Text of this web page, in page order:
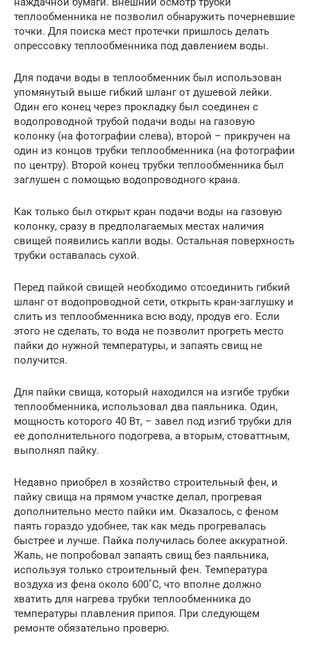
теплообменника не позволил обнаружить почерневшие
точки. Для поиска мест протечки пришлось делать
опрессовку теплообменника под давлением воды.
Для подачи воды в теплообменник был использован
упомянутый выше гибкий шланг от душевой лейки.
Один его конец через прокладку был соединен с
водопроводной трубой подачи воды на газовую
колонку (на фотографии слева), второй – прикручен на
один из концов трубки теплообменника (на фотографии
по центру). Второй конец трубки теплообменника был
заглушен с помощью водопроводного крана.
Как только был открыт кран подачи воды на газовую
колонку, сразу в предполагаемых местах наличия
свищей появились капли воды. Остальная поверхность
трубки оставалась сухой.
Перед пайкой свищей необходимо отсоединить гибкий
шланг от водопроводной сети, открыть кран-заглушку и
слить из теплообменника всю воду, продув его. Если
этого не сделать, то вода не позволит прогреть место
пайки до нужной температуры, и запаять свищ не
получится.
Для пайки свища, который находился на изгибе трубки
теплообменника, использовал два паяльника. Один,
мощность которого 40 Вт, – завел под изгиб трубки для
ее дополнительного подогрева, а вторым, стоваттным,
выполнял пайку.
Недавно приобрел в хозяйство строительный фен, и
пайку свища на прямом участке делал, прогревая
дополнительно место пайки им. Оказалось, с феном
паять гораздо удобнее, так как медь прогревалась
быстрее и лучше. Пайка получилась более аккуратной.
Жаль, не попробовал запаять свищ без паяльника,
используя только строительный фен. Температура
воздуха из фена около 600˚С, что вполне должно
хватить для нагрева трубки теплообменника до
температуры плавления припоя. При следующем
ремонте обязательно проверю.